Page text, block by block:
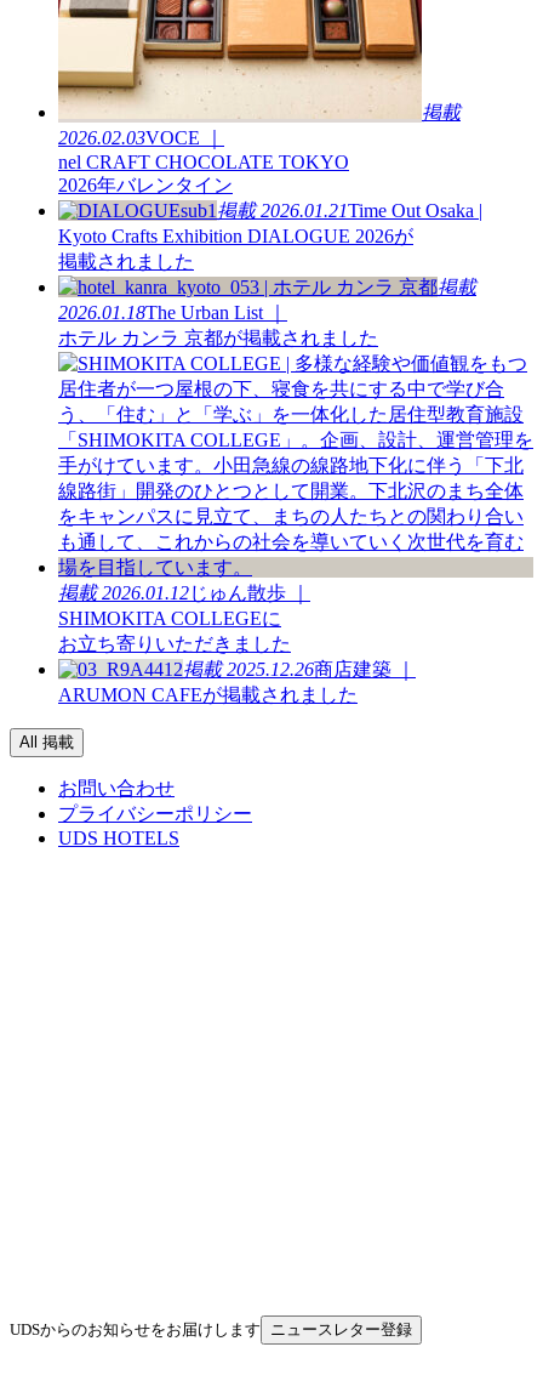
掲載
2026.02.03VOCE ｜
nel CRAFT CHOCOLATE TOKYO
2026年バレンタイン
掲載2026.01.21Time Out Osaka |
Kyoto Crafts Exhibition DIALOGUE 2026が
掲載されました
掲載
2026.01.18The Urban List ｜
ホテル カンラ 京都が掲載されました
掲載2026.01.12じゅん散歩 ｜
SHIMOKITA COLLEGEに
お立ち寄りいただきました
掲載2025.12.26商店建築 ｜
ARUMON CAFEが掲載されました
All 掲載
お問い合わせ
プライバシーポリシー
UDS HOTELS
UDSからのお知らせをお届けします ニュースレター登録